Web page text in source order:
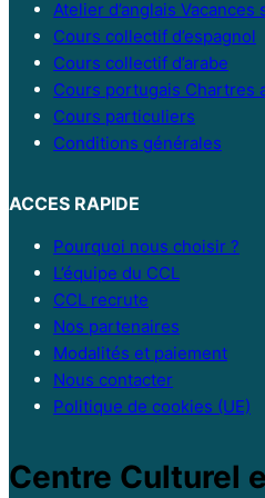
Atelier d’anglais Vacances
Cours collectif d’espagnol
Cours collectif d’arabe
Cours portugais Chartres
Cours particuliers
Conditions générales
ACCES RAPIDE
Pourquoi nous choisir ?
L’équipe du CCL
CCL recrute
Nos partenaires
Modalités et paiement
Nous contacter
Politique de cookies (UE)
Centre Culturel